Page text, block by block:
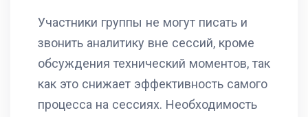
Участники группы не могут писать и
звонить аналитику вне сессий, кроме
обсуждения технический моментов, так
как это снижает эффективность самого
процесса на сессиях. Необходимость